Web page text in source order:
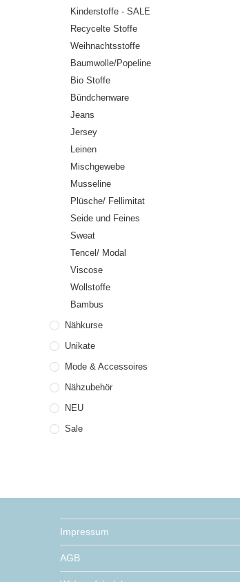
Kinderstoffe - SALE
Recycelte Stoffe
Weihnachtsstoffe
Baumwolle/Popeline
Bio Stoffe
Bündchenware
Jeans
Jersey
Leinen
Mischgewebe
Musseline
Plüsche/ Fellimitat
Seide und Feines
Sweat
Tencel/ Modal
Viscose
Wollstoffe
Bambus
Nähkurse
Unikate
Mode & Accessoires
Nähzubehör
NEU
Sale
Impressum
AGB